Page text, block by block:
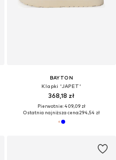
BAYTON
Klapki 'JAPET'
368,18 zł
Pierwotnie: 409,09 zł
Ostatnia najniższa cena:294,54 zł